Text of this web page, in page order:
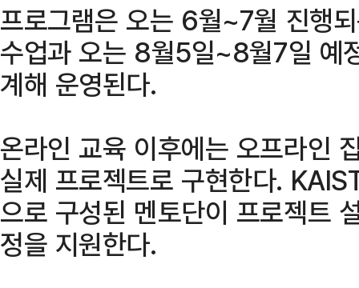
프로그램은 오는 6월~7월 진행
수업과 오는 8월5일~8월7일 예
계해 운영된다.
온라인 교육 이후에는 오프라인
실제 프로젝트로 구현한다.
으로 구성된 멘토단이 프로젝트
정을 지원한다.